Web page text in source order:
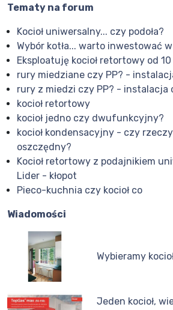
Tematy na forum
Kocioł uniwersalny... czy podoła?
Wybór kotła... warto inwestować
Eksploatuję kocioł retortowy od
rury miedziane czy PP? -
rury z miedzi czy PP? - instalacja
kocioł retortowy
kocioł jedno czy dwufunkcyjny?
kocioł kondensacyjny - czy
oszczędny?
Kocioł retortowy z podajnikiem
Lider - kłopot
Pieco-kuchnia czy kocioł co
Wiadomości
Wybieramy
Jeden kocioł,